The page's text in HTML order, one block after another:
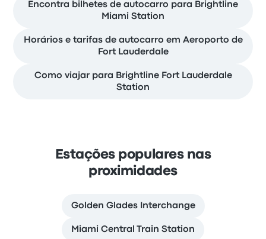
Encontra bilhetes de autocarro para Brightline
Miami Station
Horários e tarifas de autocarro em Aeroporto de
Fort Lauderdale
Como viajar para Brightline Fort Lauderdale
Station
Estações populares nas
proximidades
Golden Glades Interchange
Miami Central Train Station